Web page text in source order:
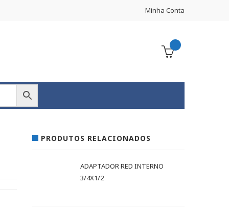
Minha Conta
PRODUTOS RELACIONADOS
ADAPTADOR RED INTERNO
3/4X1/2